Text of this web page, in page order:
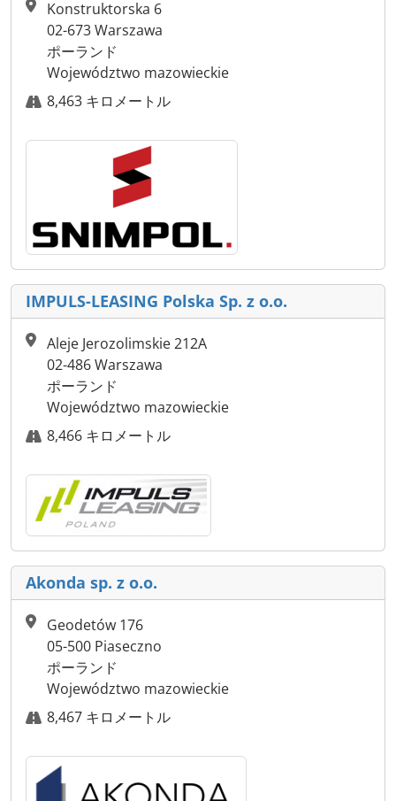
Konstruktorska 6
02-673 Warszawa
ポーランド
Województwo mazowieckie
8,463 キロメートル
IMPULS-LEASING Polska Sp. z o.o.
Aleje Jerozolimskie 212A
02-486 Warszawa
ポーランド
Województwo mazowieckie
8,466 キロメートル
Akonda sp. z o.o.
Geodetów 176
05-500 Piaseczno
ポーランド
Województwo mazowieckie
8,467 キロメートル